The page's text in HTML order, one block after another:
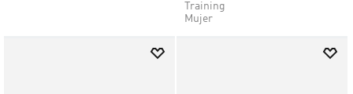
Training
Mujer